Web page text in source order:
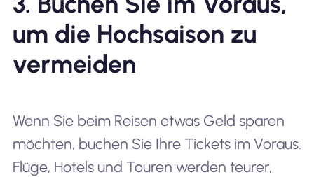
um die Hochsaison zu
vermeiden
Wenn Sie beim Reisen etwas Geld sparen
möchten, buchen Sie Ihre Tickets im Voraus.
Flüge, Hotels und Touren werden teurer,